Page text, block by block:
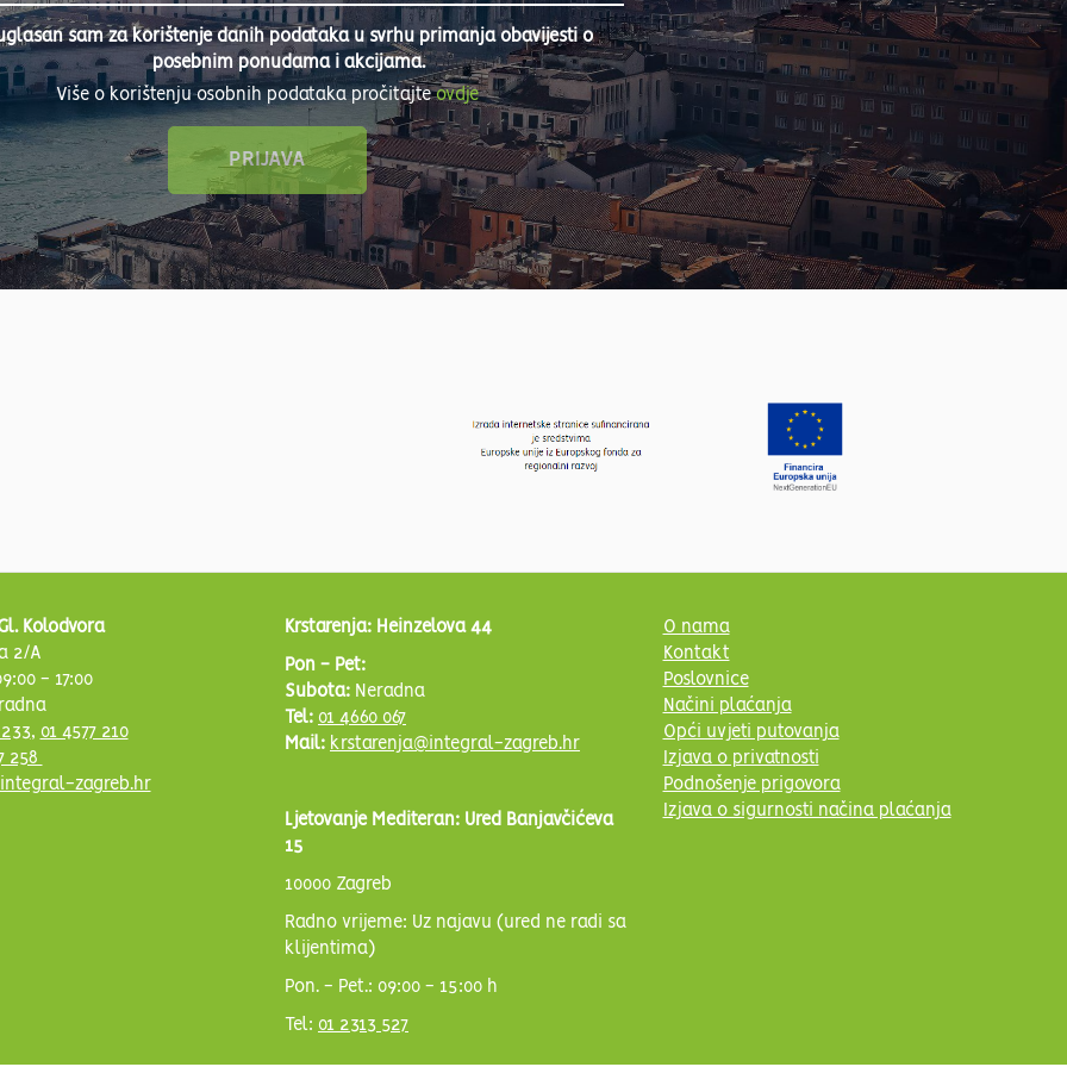
sam za korištenje danih podataka u svrhu primanja obavijesti o
posebnim ponudama i akcijama.
Više o korištenju osobnih podataka pročitajteovdje
Kolodvora
2/A
- 17:00
233, 01 4577 210
258
zagreb.hr
Krstarenja: Heinzelova 44
Pon - Pet:
Subota: Neradna
Tel: 01 4660 067
Mail: krstarenja@integral-zagreb.hr
Ljetovanje Mediteran: Ured Banjavčićeva
15
10000 Zagreb
Radno vrijeme: Uz najavu (ured ne radi sa
klijentima)
Pon. - Pet.: 09:00 - 15:00 h
Tel: 01 2313 527
O nama
Kontakt
Poslovnice
Načini plaćanja
Opći uvjeti putovanja
Izjava o privatnosti
Podnošenje prigovora
Izjava o sigurnosti načina plaćanja